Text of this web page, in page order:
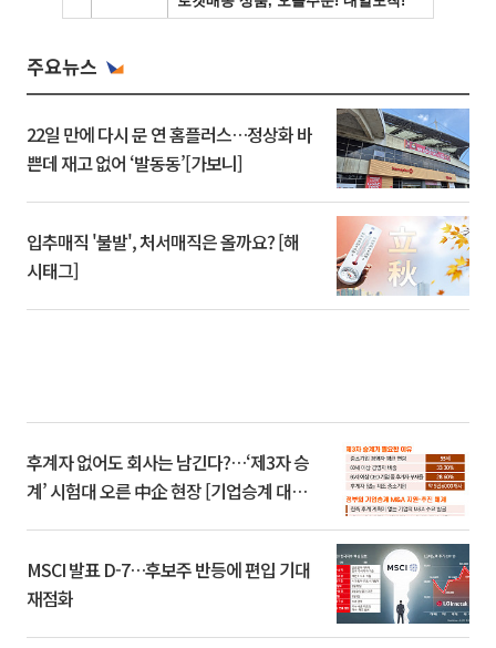
주요뉴스
22일 만에 다시 문 연 홈플러스…정상화 바
쁜데 재고 없어 ‘발동동’[가보니]
입추매직 '불발', 처서매직은 올까요? [해
시태그]
후계자 없어도 회사는 남긴다?…‘제3자 승
계’ 시험대 오른 中企 현장 [기업승계 대전
MSCI 발표 D-7…후보주 반등에 편입 기대
재점화